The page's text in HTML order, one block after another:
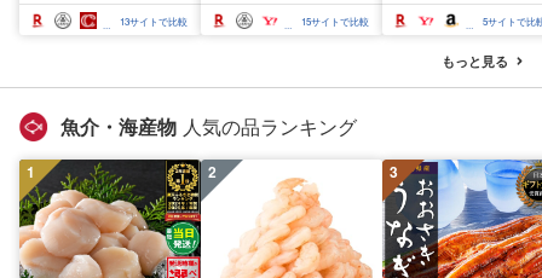
2kg 牛 人気 ビーフ 牛た
ん ふるさと納税 ランキ
13サイトで比較
届く 牛肉 肉 BBQ ふるさ
と 人気 ランキング 岩手
15サイトで比較
祝い お中元 夏ギフト
5サイトで比
もっと見る
魚介・海産物 人気の品ランキング
1 2 3